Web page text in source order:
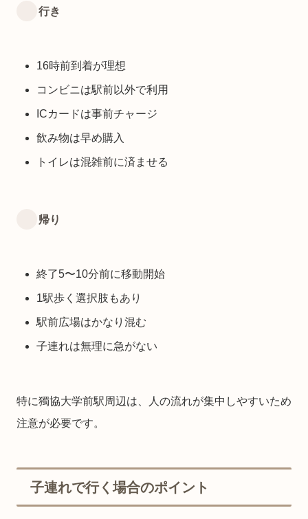
行き
16時前到着が理想
コンビニは駅前以外で利用
ICカードは事前チャージ
飲み物は早め購入
トイレは混雑前に済ませる
帰り
終了5〜10分前に移動開始
1駅歩く選択肢もあり
駅前広場はかなり混む
子連れは無理に急がない
特に獨協大学前駅周辺は、人の流れが集中しやすいため
注意が必要です。
子連れで行く場合のポイント